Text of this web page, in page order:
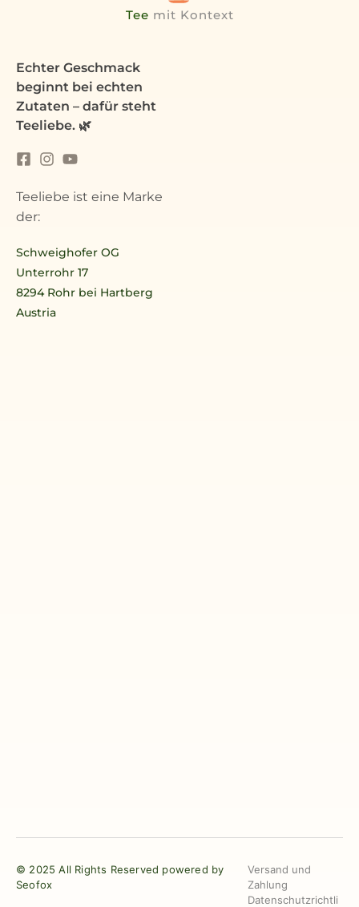
Tee mit Kontext
Echter Geschmack
beginnt bei echten
Zutaten – dafür steht
Teeliebe. 🌿
Teeliebe ist eine Marke
der:
Schweighofer OG
Unterrohr 17
8294 Rohr bei Hartberg
Austria
© 2025 All Rights Reserved powered by
Seofox
Versand und
Zahlung
Datenschutzrichtli